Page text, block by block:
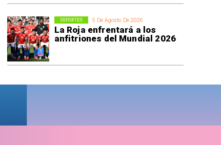
5 De Agosto De 2026
La Roja enfrentará a los
anfitriones del Mundial 2026
DEPORTES